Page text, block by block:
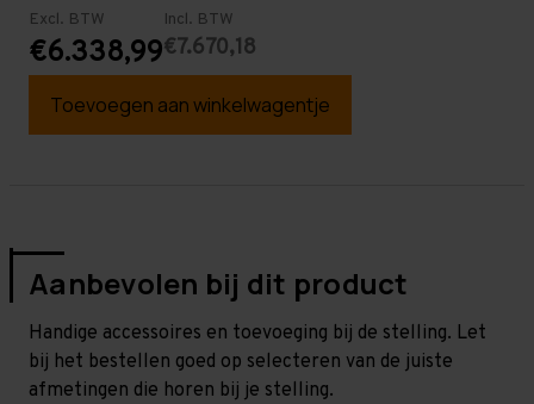
Excl. BTW
€6.338,99
Incl. BTW
€7.670,18
Toevoegen aan winkelwagentje
Aanbevolen bij dit product
Handige accessoires en toevoeging bij de stelling. Let
bij het bestellen goed op selecteren van de juiste
afmetingen die horen bij je stelling.